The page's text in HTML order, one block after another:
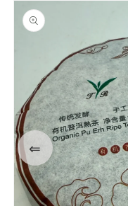
⇐
ugrás a
termékadatokra